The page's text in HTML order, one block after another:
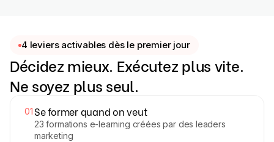
4 leviers activables dès le premier jour
Décidez mieux. Exécutez plus vite.
Ne soyez plus seul.
01Se former quand on veut
23 formations e-learning créées par des leaders
marketing